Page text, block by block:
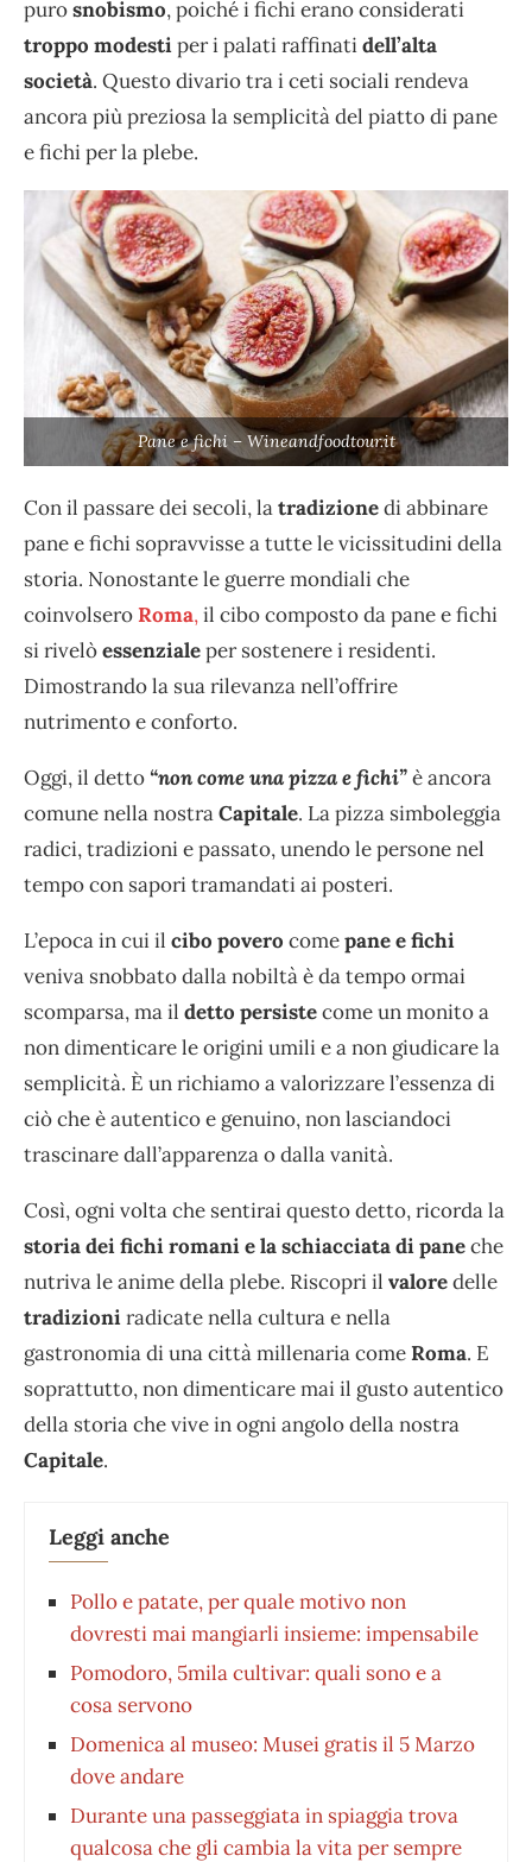
purosnobismo, poiché i fichi erano considerati
troppo modestiper i palati raffinatidell’alta
società. Questo divario tra i ceti sociali rendeva
ancora più preziosa la semplicità del piatto di pane
e fichi per la plebe.
Pane e fichi – Wineandfoodtour.it
Con il passare dei secoli, latradizionedi abbinare
pane e fichi sopravvisse a tutte le vicissitudini della
storia. Nonostante le guerre mondiali che
coinvolseroRoma,il cibo composto da pane e fichi
si rivelòessenzialeper sostenere i residenti.
Dimostrando la sua rilevanza nell’offrire
nutrimento e conforto.
Oggi, il detto “non come una pizza e fichi”è ancora
comune nella nostraCapitale. La pizza simboleggia
radici, tradizioni e passato, unendo le persone nel
tempo con sapori tramandati ai posteri.
L’epoca in cui il cibo povero comepane e fichi
veniva snobbato dalla nobiltà è da tempo ormai
scomparsa, ma il detto persistecome un monito a
non dimenticare le origini umili e a non giudicare la
semplicità. È un richiamo a valorizzare l’essenza di
ciò che è autentico e genuino, non lasciandoci
trascinare dall’apparenza o dalla vanità.
Così, ogni volta che sentirai questo detto, ricorda la
storia dei fichi romani e la schiacciata di paneche
nutriva le anime della plebe. Riscopri il valoredelle
tradizioniradicate nella cultura e nella
gastronomia di una città millenaria comeRoma. E
soprattutto, non dimenticare mai il gusto autentico
della storia che vive in ogni angolo della nostra
Capitale.
Leggi anche
Pollo e patate, per quale motivo non
dovresti mai mangiarli insieme: impensabile
Pomodoro, 5mila cultivar: quali sono e a
cosa servono
Domenica al museo: Musei gratis il 5 Marzo
dove andare
Durante una passeggiata in spiaggia trova
qualcosa che gli cambia la vita per sempre